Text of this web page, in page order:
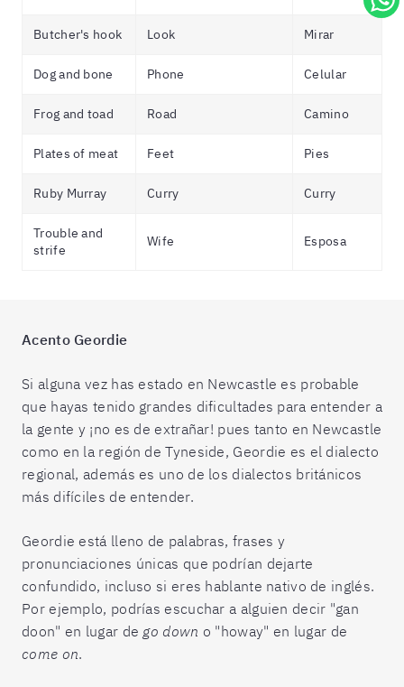
Butcher's hook Look Mirar
Dog and bone Phone Celular
Frog and toad Road Camino
Plates of meat Feet Pies
Ruby Murray Curry Curry
Trouble and
strife
Wife Esposa
Acento Geordie
Si alguna vez has estado en Newcastle es probable
que hayas tenido grandes dificultades para entender a
la gente y ¡no es de extrañar! pues tanto en Newcastle
como en la región de Tyneside, Geordie es el dialecto
regional, además es uno de los dialectos británicos
más difíciles de entender.
Geordie está lleno de palabras, frases y
pronunciaciones únicas que podrían dejarte
confundido, incluso si eres hablante nativo de inglés.
Por ejemplo, podrías escuchar a alguien decir "gan
doon" en lugar de go down o "howay" en lugar de
come on.